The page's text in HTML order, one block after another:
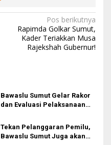
Pos berikutnya
Rapimda Golkar Sumut,
Kader Teriakkan Musa
Rajekshah Gubernur!
Bawaslu Sumut Gelar Rakor
dan Evaluasi Pelaksanaan
Pengawasan Pemilu 2024
Tekan Pelanggaran Pemilu,
Bawaslu Sumut Juga akan